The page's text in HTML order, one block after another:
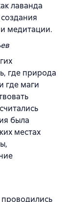
лаванда
медитации.
где природа
где маги
была
местах